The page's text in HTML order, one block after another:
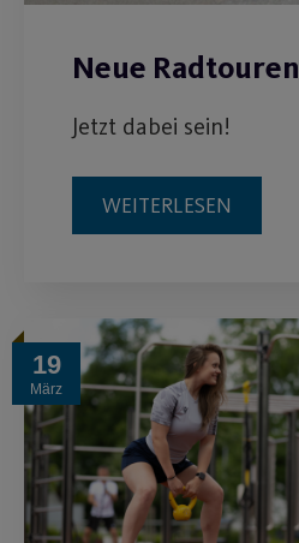
Neue Radtouren
Jetzt dabei sein!
WEITERLESEN
19
März